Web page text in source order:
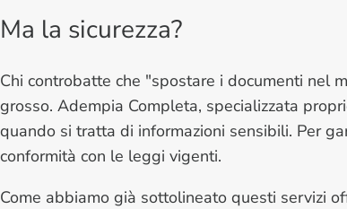
Ma la sicurezza?
Chi controbatte che "spostare i documenti nel
grosso. Adempia Completa, specializzata
quando si tratta di informazioni sensibili. Per
conformità con le leggi vigenti.
Come abbiamo già sottolineato questi servizi